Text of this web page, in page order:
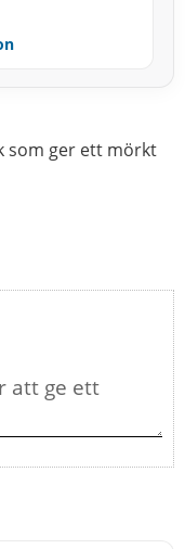
som ger ett mörkt